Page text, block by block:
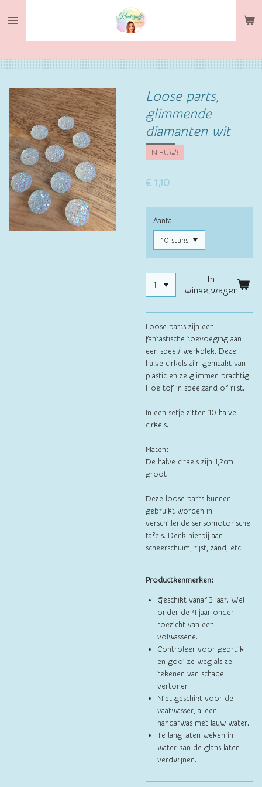
direct
hoofdinhoud
Loose parts,
glimmende
diamanten wit
NIEUW!
€ 1,10
Aantal
In
winkelwagen
Loose parts zijn een
fantastische toevoeging aan
een speel/ werkplek. Deze
halve cirkels zijn gemaakt van
plastic en ze glimmen prachtig.
Hoe tof in speelzand of rijst.
In een setje zitten 10 halve
cirkels.
Maten:
De halve cirkels zijn 1,2cm
groot
Deze loose parts kunnen
gebruikt worden in
verschillende sensomotorische
tafels. Denk hierbij aan
scheerschuim, rijst, zand, etc.
Productkenmerken:
Geschikt vanaf 3 jaar. Wel
onder de 4 jaar onder
toezicht van een
volwassene.
Controleer voor gebruik
en gooi ze weg als ze
tekenen van schade
vertonen
Niet geschikt voor de
vaatwasser, alleen
handafwas met lauw water.
Te lang laten weken in
water kan de glans laten
verdwijnen.